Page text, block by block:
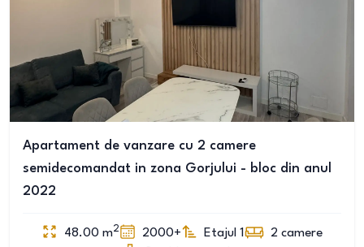
Apartament de vanzare cu 2 camere
semidecomandat in zona Gorjului - bloc din anul
2022
48.00 m2 2000+ Etajul 1 2 camere